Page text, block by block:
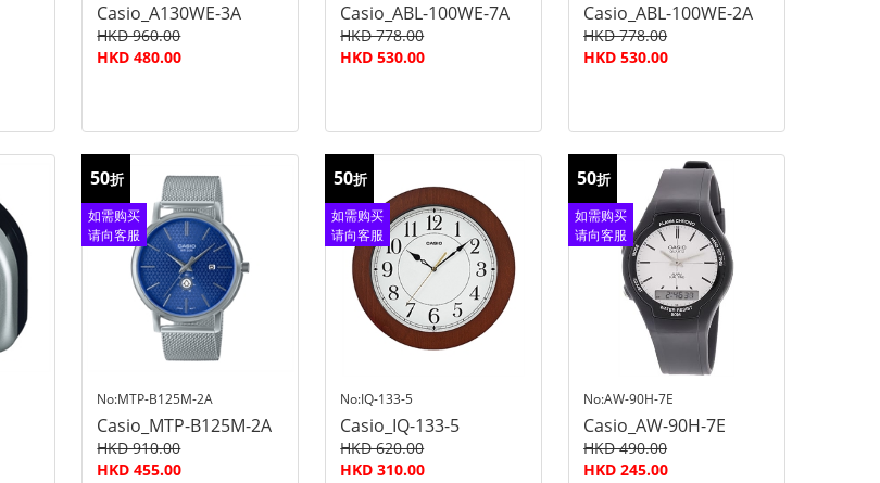
Casio_A130WE-3A
HKD 960.00
HKD 480.00
50折
如需购买
请向客服
No:MTP-B125M-2A
Casio_MTP-B125M-2A
HKD 910.00
HKD 455.00
Casio_ABL-100WE-7A
HKD 778.00
HKD 530.00
50折
如需购买
请向客服
查询
No:IQ-133-5
Casio_IQ-133-5
HKD 620.00
HKD 310.00
Casio_ABL-100WE-2A
HKD 778.00
HKD 530.00
50折
如需购买
请向客服
No:AW-90H-7E
Casio_AW-90H-7E
HKD 490.00
HKD 245.00